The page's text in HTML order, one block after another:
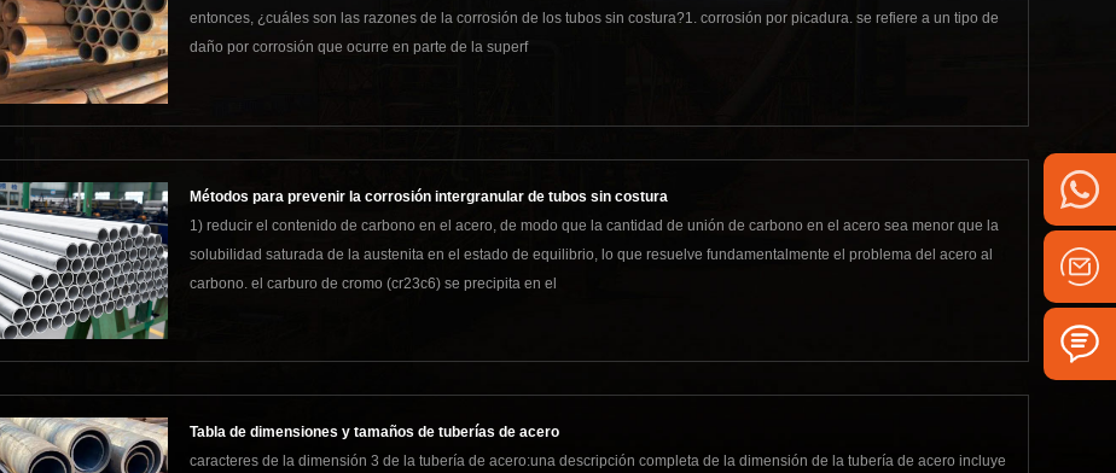
entonces, ¿cuáles son las razones de la corrosión de los tubos sin costura?1. corrosión por picadura. se refiere a un tipo de
daño por corrosión que ocurre en parte de la superf
Métodos para prevenir la corrosión intergranular de tubos sin costura
1) reducir el contenido de carbono en el acero, de modo que la cantidad de unión de carbono en el acero sea menor que la
solubilidad saturada de la austenita en el estado de equilibrio, lo que resuelve fundamentalmente el problema del acero al
carbono. el carburo de cromo (cr23c6) se precipita en el
Tabla de dimensiones y tamaños de tuberías de acero
caracteres de la dimensión 3 de la tubería de acero:una descripción completa de la dimensión de la tubería de acero incluye